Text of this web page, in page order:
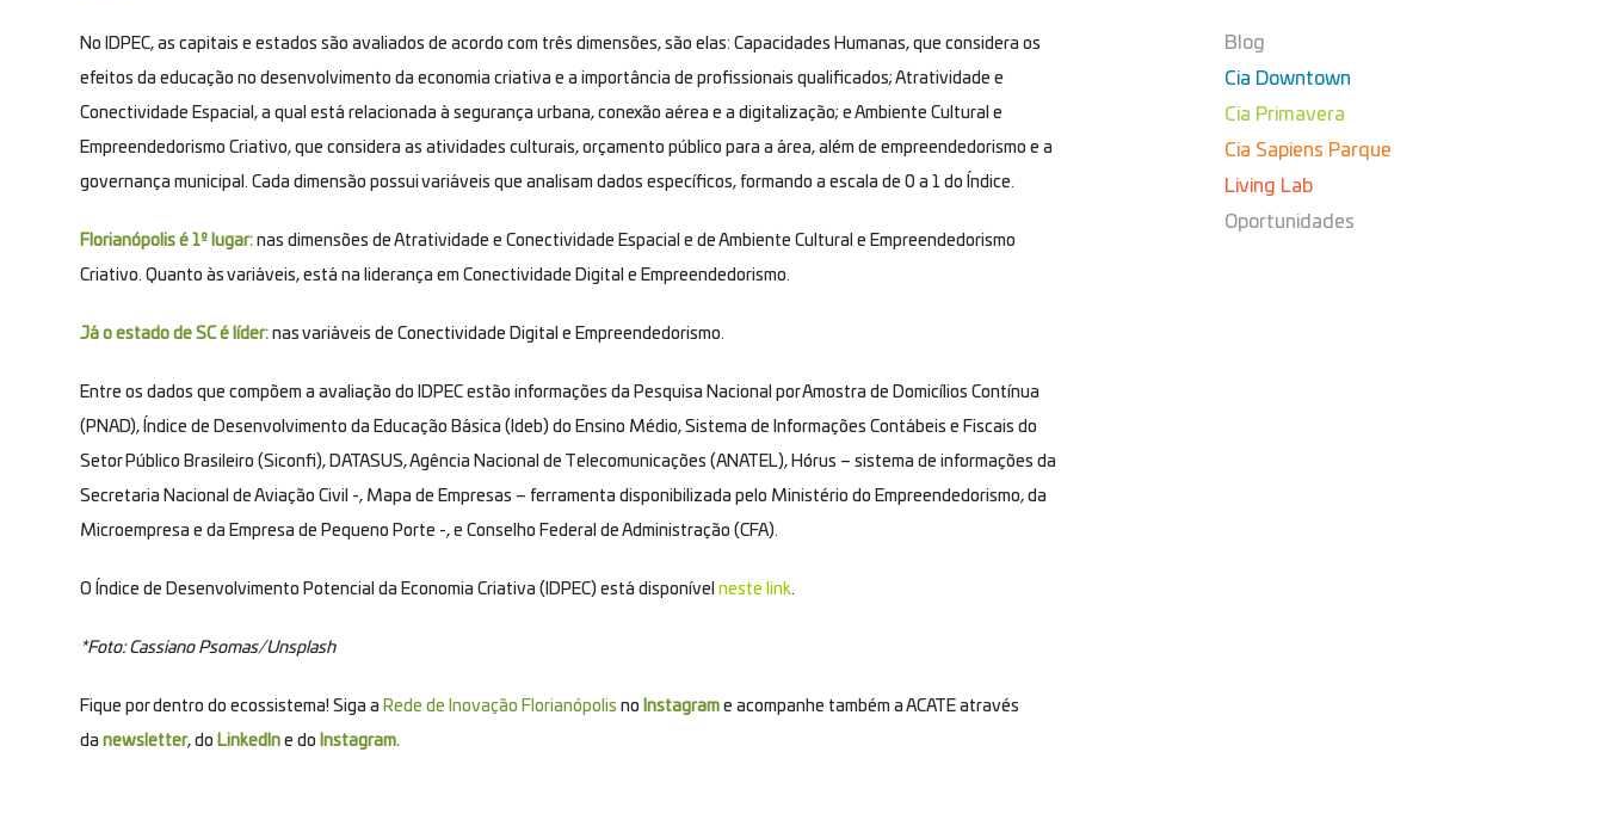
No IDPEC, as capitais e estados são avaliados de acordo com três dimensões, são elas: Capacidades Humanas, que considera os
efeitos da educação no desenvolvimento da economia criativa e a importância de profissionais qualificados; Atratividade e
Conectividade Espacial, a qual está relacionada à segurança urbana, conexão aérea e a digitalização; e Ambiente Cultural e
Empreendedorismo Criativo, que considera as atividades culturais, orçamento público para a área, além de empreendedorismo e a
governança municipal. Cada dimensão possui variáveis que analisam dados específicos, formando a escala de 0 a 1 do Índice.
Florianópolis é 1º lugar: nas dimensões de Atratividade e Conectividade Espacial e de Ambiente Cultural e Empreendedorismo
Criativo. Quanto às variáveis, está na liderança em Conectividade Digital e Empreendedorismo.
Já o estado de SC é líder: nas variáveis de Conectividade Digital e Empreendedorismo.
Entre os dados que compõem a avaliação do IDPEC estão informações da Pesquisa Nacional por Amostra de Domicílios Contínua
(PNAD), Índice de Desenvolvimento da Educação Básica (Ideb) do Ensino Médio, Sistema de Informações Contábeis e Fiscais do
Setor Público Brasileiro (Siconfi), DATASUS, Agência Nacional de Telecomunicações (ANATEL), Hórus – sistema de informações da
Secretaria Nacional de Aviação Civil -, Mapa de Empresas – ferramenta disponibilizada pelo Ministério do Empreendedorismo, da
Microempresa e da Empresa de Pequeno Porte -, e Conselho Federal de Administração (CFA).
O Índice de Desenvolvimento Potencial da Economia Criativa (IDPEC) está disponível neste link.
*Foto: Cassiano Psomas/Unsplash
Fique por dentro do ecossistema! Siga a Rede de Inovação Florianópolis no Instagram e acompanhe também a ACATE através
da newsletter, do LinkedIn e do Instagram.
Blog
Cia Downtown
Cia Primavera
Cia Sapiens Parque
Living Lab
Oportunidades